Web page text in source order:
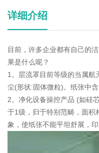
详细介绍
目前，许多企业都有自己的
果是什么呢？
1。层流罩目前等级的当属
尘(形状:固体微粒)。纸张中
2。净化设备操控产品 (如硅
于1级，归于特别范畴，面积
象，使纸张不能平坦舒展，